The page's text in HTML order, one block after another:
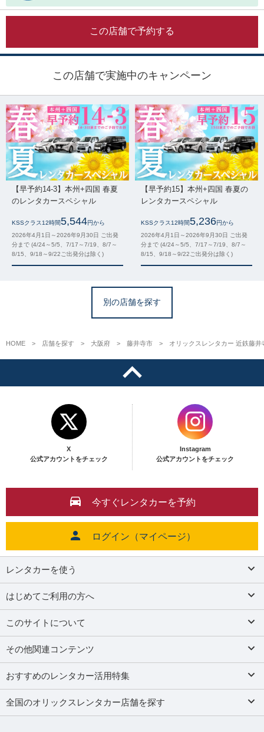
この店舗で予約する
この店舗で実施中のキャンペーン
【早予約14-3】本州+四国 春夏
のレンタカースペシャル
KSSクラス12時間5,544円から
2026年4月1日～2026年9月30日 ご出発
分まで (4/24～5/5、7/17～7/19、8/7～
8/15、9/18～9/22ご出発分は除く)
【早予約15】本州+四国 春夏の
レンタカースペシャル
KSSクラス12時間5,236円から
2026年4月1日～2026年9月30日 ご出発
分まで (4/24～5/5、7/17～7/19、8/7～
8/15、9/18～9/22ご出発分は除く)
別の店舗を探す
HOME 店舗を探す 大阪府 藤井寺市 オリックスレンタカー 近鉄藤井
X
公式アカウントをチェック
Instagram
公式アカウントをチェック
今すぐレンタカーを予約
ログイン（マイページ）
レンタカーを使う
はじめてご利用の方へ
このサイトについて
その他関連コンテンツ
おすすめのレンタカー活用特集
全国のオリックスレンタカー店舗を探す